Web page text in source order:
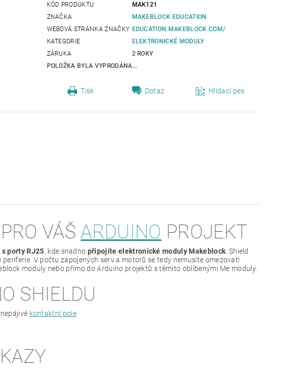
KÓD PRODUKTU
MAK121
ZNAČKA
MAKEBLOCK EDUCATION
WEBOVÁ STRÁNKA ZNAČKY EDUCATION.MAKEBLOCK.COM/
KATEGORIE
ELEKTRONICKÉ MODULY
ZÁRUKA
2 ROKY
POLOŽKA BYLA VYPRODÁNA...
Tisk Dotaz Hlídací pes
VÁŠARDUINO PROJEKT
porty RJ25, kde snadno připojíte elektronické moduly Makeblock . Shield
periferie. V počtu zapojených serv a motorů se tedy nemusíte omezovat!
moduly nebo přímo do Arduino projektů s těmito oblíbenými Me moduly.
SHIELDU
kontaktní pole